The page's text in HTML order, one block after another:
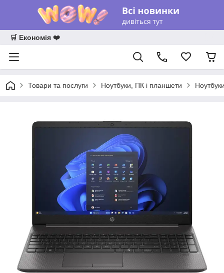
🛒 Економія ❤️
Товари та послуги Ноутбуки, ПК і планшети